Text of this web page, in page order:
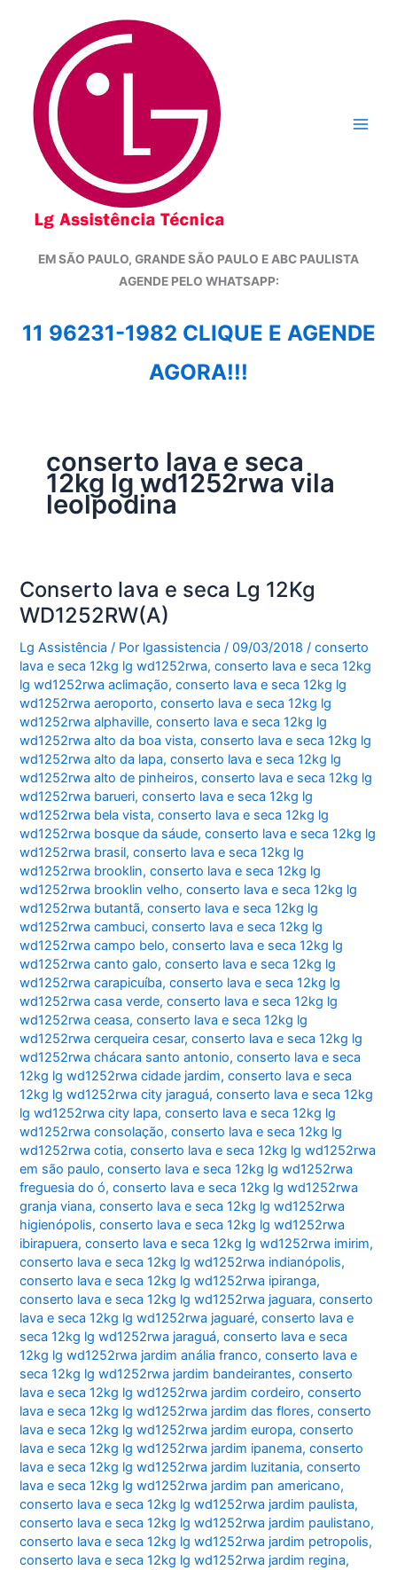
conteúdo
EM SÃO PAULO, GRANDE SÃO PAULO E ABC PAULISTA
AGENDE PELO WHATSAPP:
11 96231-1982 CLIQUE E AGENDE
AGORA!!!
conserto lava e seca
12kg lg wd1252rwa vila
leolpodina
Conserto lava e seca Lg 12Kg
WD1252RW(A)
Lg Assistência / Por lgassistencia/09/03/2018 /conserto
lava e seca 12kg lg wd1252rwa,conserto lava e seca 12kg
lg wd1252rwa aclimação,conserto lava e seca 12kg lg
wd1252rwa aeroporto,conserto lava e seca 12kg lg
wd1252rwa alphaville,conserto lava e seca 12kg lg
wd1252rwa alto da boa vista,conserto lava e seca 12kg lg
wd1252rwa alto da lapa,conserto lava e seca 12kg lg
wd1252rwa alto de pinheiros,conserto lava e seca 12kg lg
wd1252rwa barueri,conserto lava e seca 12kg lg
wd1252rwa bela vista,conserto lava e seca 12kg lg
wd1252rwa bosque da sáude,conserto lava e seca 12kg lg
wd1252rwa brasil,conserto lava e seca 12kg lg
wd1252rwa brooklin,conserto lava e seca 12kg lg
wd1252rwa brooklin velho,conserto lava e seca 12kg lg
wd1252rwa butantã,conserto lava e seca 12kg lg
wd1252rwa cambuci,conserto lava e seca 12kg lg
wd1252rwa campo belo,conserto lava e seca 12kg lg
wd1252rwa canto galo,conserto lava e seca 12kg lg
wd1252rwa carapicuíba,conserto lava e seca 12kg lg
wd1252rwa casa verde,conserto lava e seca 12kg lg
wd1252rwa ceasa,conserto lava e seca 12kg lg
wd1252rwa cerqueira cesar,conserto lava e seca 12kg lg
wd1252rwa chácara santo antonio,conserto lava e seca
12kg lg wd1252rwa cidade jardim,conserto lava e seca
12kg lg wd1252rwa city jaraguá,conserto lava e seca 12kg
lg wd1252rwa city lapa,conserto lava e seca 12kg lg
wd1252rwa consolação,conserto lava e seca 12kg lg
wd1252rwa cotia,conserto lava e seca 12kg lg wd1252rwa
em são paulo,conserto lava e seca 12kg lg wd1252rwa
freguesia do ó,conserto lava e seca 12kg lg wd1252rwa
granja viana,conserto lava e seca 12kg lg wd1252rwa
higienópolis,conserto lava e seca 12kg lg wd1252rwa
ibirapuera,conserto lava e seca 12kg lg wd1252rwa imirim,
conserto lava e seca 12kg lg wd1252rwa indianópolis,
conserto lava e seca 12kg lg wd1252rwa ipiranga,
conserto lava e seca 12kg lg wd1252rwa jaguara,conserto
lava e seca 12kg lg wd1252rwa jaguaré,conserto lava e
seca 12kg lg wd1252rwa jaraguá,conserto lava e seca
12kg lg wd1252rwa jardim anália franco,conserto lava e
seca 12kg lg wd1252rwa jardim bandeirantes,conserto
lava e seca 12kg lg wd1252rwa jardim cordeiro,conserto
lava e seca 12kg lg wd1252rwa jardim das flores,conserto
lava e seca 12kg lg wd1252rwa jardim europa,conserto
lava e seca 12kg lg wd1252rwa jardim ipanema,conserto
lava e seca 12kg lg wd1252rwa jardim luzitania,conserto
lava e seca 12kg lg wd1252rwa jardim pan americano,
conserto lava e seca 12kg lg wd1252rwa jardim paulista,
conserto lava e seca 12kg lg wd1252rwa jardim paulistano,
conserto lava e seca 12kg lg wd1252rwa jardim petropolis,
conserto lava e seca 12kg lg wd1252rwa jardim regina,